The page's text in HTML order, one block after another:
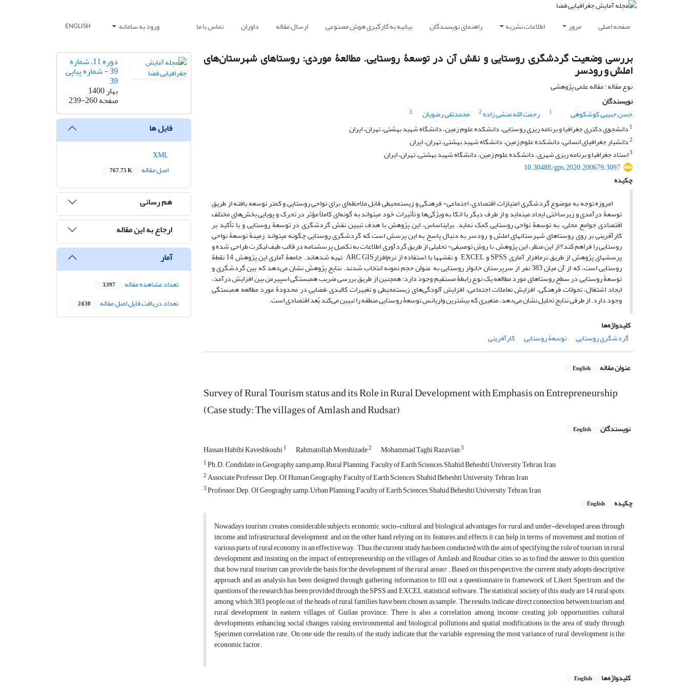
صفحه اصلی مرور اطلاعات نشریه راهنمای نویسندگان بیانیه به کارگیری هوش مصنوعی ارسال مقاله داوران تماس با ما ورود به سامانه ENGLISH
بررسی وضعیت گردشگری روستایی و نقش آن در توسعۀ روستایی. مطالعۀ موردی: روستاهای شهرستان‌های
املش و رودسر
نوع مقاله : مقاله علمی پژوهشی
نویسندگان
حسن حبیبی کوشکوهی
1 رحمت الله منشی زاده2 محمدتقی رضویان
3
1 دانشجوی دکتری جغرافیا و برنامه ریزی روستایی، دانشکده علوم زمین، دانشگاه شهید بهشتی، تهران، ایران
2دانشیار جغرافیای انسانی، دانشکده علوم زمین، دانشگاه شهید بهشتی، تهران، ایران
3استاد جغرافیا و برنامه ریزی شهری، دانشکده علوم زمین، دانشگاه شهید بهشتی، تهران، ایران
10.30488/gps.2020.200679.3097
چکیده
امروزه توجه به موضوع گردشگری امتیازات اقتصادی، اجتماعی- فرهنگی و زیست­محیطی قابل ملاحظه‌ای برای نواحی روستایی و کمتر توسعه یافته از طریق
توسعۀ درآمدی و زیرساختی ایجاد می­نماید و از طرف دیگر با اتکا به ویژگی‌ها و تأثیرات خود می­تواند به گونه‌ای کاملاً مؤثر در تحرک و پویایی بخش‌های مختلف
اقتصادی جوامع محلی، به توسعۀ نواحی روستایی کمک نماید. براین­اساس، این پژوهش با هدف تبیین نقش گردشگری در توسعۀ روستایی و با تأکید بر
کارآفرینی بر روی روستاهای شهرستان­های املش و رودسر به دنبال پاسخ به این پرسش است که گردشگری روستایی چگونه می­تواند زمینۀ توسعۀ نواحی
روستایی را فراهم کند؟ از این منظر، این پژوهش با روش توصیفی- تحلیلی از طریق گردآوری اطلاعات به تکمیل پرسش­نامه در قالب طیف لیکرت طراحی شده و
پرسش­های پژوهش از طریق نرم­افزار آماری SPSS و EXCEL و نقشه­ها با استفاده از نرم‌افزارARC GIS تهیه شده­اند. جامعۀ آماری این پژوهش 14 نقطۀ
روستایی است، که از آن میان 383 نفر از سرپرستان خانوار روستایی به عنوان حجم نمونه انتخاب شدند. نتایج پژوهش نشان می‌دهد که بین گردشگری و
توسعۀ روستایی در سطح روستاهای مورد مطالعه یک نوع رابطۀ مستقیم وجود دارد؛ همچنین از طریق بررسی ضریب همبستگی اسپیرمن بین افزایش درآمد،
ایجاد اشتغال، تحولات فرهنگی، افزایش تعاملات اجتماعی، افزایش آلودگی‌های زیست­محیطی و تغییرات کالبدی –فضایی در محدودۀ مورد مطالعه همبستگی
وجود دارد. از طرفی نتایج تحلیل نشان می‌دهد، متغیری که بیشترین واریانس توسعۀ روستایی منطقه را تبیین می‌کند بُعد اقتصادی است.
کلیدواژه‌ها
گردشگری روستایی
توسعۀ روستایی کارآفرینی
عنوان مقاله English
Survey of Rural Tourism status and its Role in Rural Development with Emphasis on Entrepreneurship
(Case study: The villages of Amlash and Rudsar)
نویسندگان English
Hassan Habibi Kaveshkouhi1 Rahmatollah Monshizade2 Mohammad Taghi Razavian3
1Ph.D. Condidate in Geography &amp;amp; Rural Planning , Faculty of Earth Sciences, Shahid Beheshti University, Tehran, Iran
2Associate Professor, Dep. Of Human Geography, Faculty of Earth Sciences, Shahid Beheshti University, Tehran, Iran
3Professor, Dep. Of Geograghy &amp; Urban Planning, Faculty of Earth Sciences, Shahid Beheshti University, Tehran, Iran
چکیده
English
Nowadays tourism creates considerable subjects, economic, socio-cultural and biological advantages for rural and under-developed areas through
income and infrastructural development, and on the other hand relying on its features and effects it can help in terms of movement and motion of
various parts of rural economy in an effective way. Thus, the current study has been conducted with the aim of specifying the role of tourism in rural
development and insisting on the impact of entrepreneurship on the villages of Amlash and Roudsar cities, so as to find the answer to this question
that how rural tourism can provide the basis for the development of the rural areas? . Based on this perspective, the current study adopts descriptive
approach and an analysis has been designed through gathering information to fill out a questionnaire in framework of Likert Spectrum, and the
questions of the research has been provided through the SPSS and EXCEL statistical software. The statistical society of this study are 14 rural spots,
among which 383 people out of the heads of rural families have been chosen as sample. The results indicate direct connection between tourism and
rural development in eastern villages of Guilan province. There is also a correlation among income, creating job opportunities, cultural
developments, enhancing social changes, raising environmental and biological pollutions and spatial modifications in the area of study through
Sperimen correlation rate. On one side, the results of the study indicate that, the variable expressing the most variance of rural development is the
economic factor.
کلیدواژه‌ها English
دوره 11، شماره
39 - شماره پیاپی
39
بهار 1400
صفحه239-260
فایل ها
اصل مقاله
767.75 K
هم رسانی
ارجاع به این مقاله
آمار
تعداد مشاهده مقاله 3,397
تعداد دریافت فایل اصل مقاله 2,630